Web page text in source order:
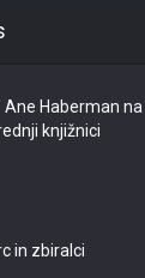
Haberman na
knjižnici
in zbiralci